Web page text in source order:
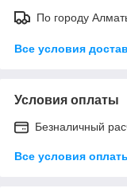
По городу
Все условия
Условия оплаты
Безналичный
Все условия